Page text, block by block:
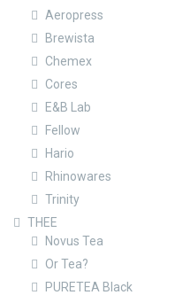
Aeropress
Brewista
Chemex
Cores
E&B Lab
Fellow
Hario
Rhinowares
Trinity
THEE
Novus Tea
Or Tea?
PURETEA Black